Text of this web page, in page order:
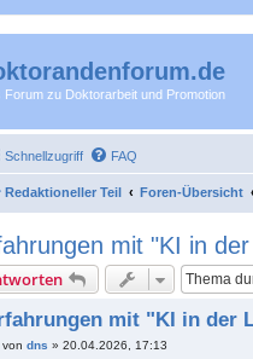
Forum zu Doktorarbeit und Promotion
Schnellzugriff FAQ
Redaktioneller Teil Foren-Übersicht
mit "KI in
mit "KI in der
Bvon dns » 20.04.2026, 17:13